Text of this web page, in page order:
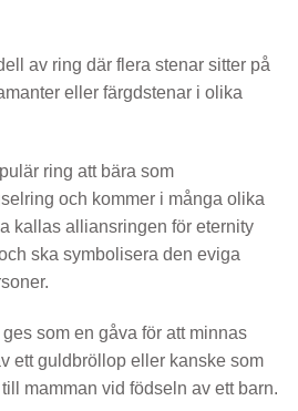
av ring där flera stenar sitter på
eller färgdstenar i olika
ring att bära som
och kommer i många olika
kallas alliansringen för eternity
ska symbolisera den eviga
som en gåva för att minnas
ett guldbröllop eller kanske som
mamman vid födseln av ett barn.